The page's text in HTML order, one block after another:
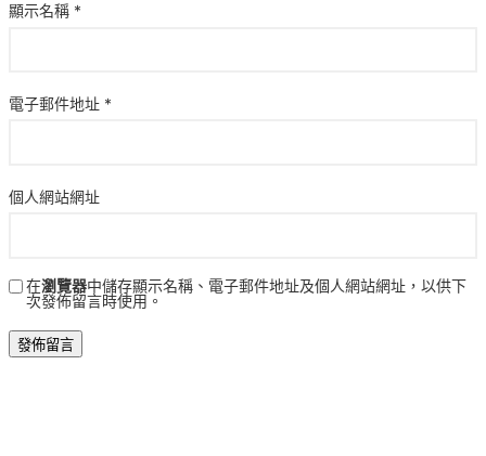
顯示名稱 *
電子郵件地址 *
個人網站網址
在瀏覽器中儲存顯示名稱、電子郵件地址及個人網站網址，以供下
次發佈留言時使用。